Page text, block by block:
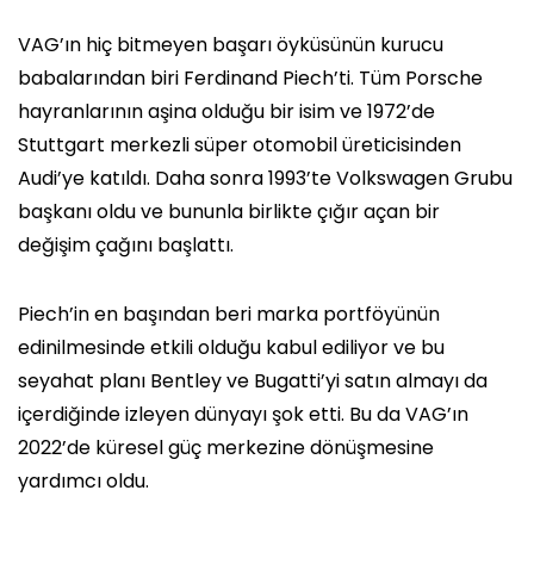
VAG’ın hiç bitmeyen başarı öyküsünün kurucu
babalarından biri Ferdinand Piech’ti. Tüm Porsche
hayranlarının aşina olduğu bir isim ve 1972’de
Stuttgart merkezli süper otomobil üreticisinden
Audi’ye katıldı. Daha sonra 1993’te Volkswagen Grubu
başkanı oldu ve bununla birlikte çığır açan bir
değişim çağını başlattı.
Piech’in en başından beri marka portföyünün
edinilmesinde etkili olduğu kabul ediliyor ve bu
seyahat planı Bentley ve Bugatti’yi satın almayı da
içerdiğinde izleyen dünyayı şok etti. Bu da VAG’ın
2022’de küresel güç merkezine dönüşmesine
yardımcı oldu.